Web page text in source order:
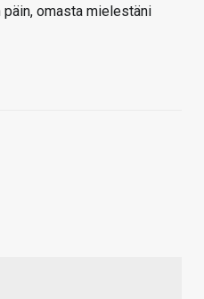
omasta mielestäni